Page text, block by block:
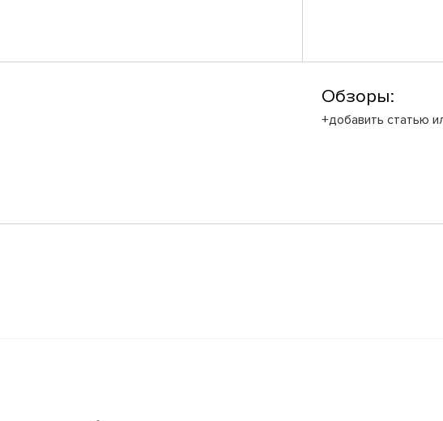
Обзоры:
+добавить статью